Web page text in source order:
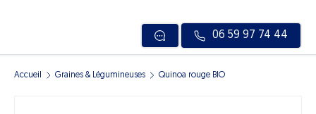
06 59 97 74 44
Accueil Graines & Légumineuses Quinoa rouge BIO